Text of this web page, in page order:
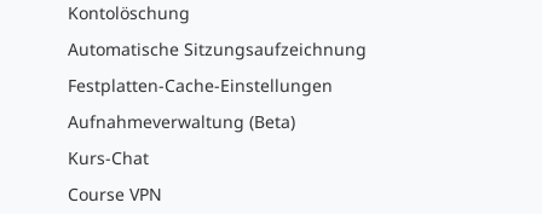
Kontolöschung
Automatische Sitzungsaufzeichnung
Festplatten-Cache-Einstellungen
Aufnahmeverwaltung (Beta)
Kurs-Chat
Course VPN